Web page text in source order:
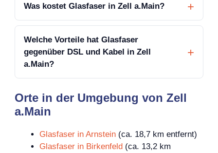
Was kostet Glasfaser in Zell a.Main?
Welche Vorteile hat Glasfaser
gegenüber DSL und Kabel in Zell
a.Main?
Orte in der Umgebung von Zell
a.Main
Glasfaser in Arnstein (ca. 18,7 km entfernt)
Glasfaser in Birkenfeld (ca. 13,2 km